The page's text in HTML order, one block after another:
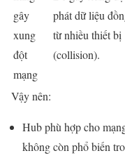
gây
xung
đột
mạng
phát dữ liệu
từ nhiều thiết bị
(collision).
Vậy nên:
Hub phù hợp cho
không còn phổ biến